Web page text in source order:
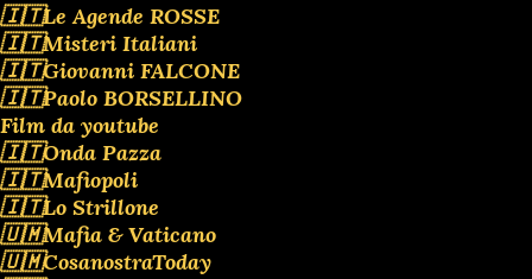
🇮🇹Le Agende ROSSE
🇮🇹Misteri Italiani
🇮🇹Giovanni FALCONE
🇮🇹Paolo BORSELLINO
Film da youtube
🇮🇹Onda Pazza
🇮🇹Mafiopoli
🇮🇹Lo Strillone
🇺🇲Mafia & Vaticano
🇺🇲CosanostraToday